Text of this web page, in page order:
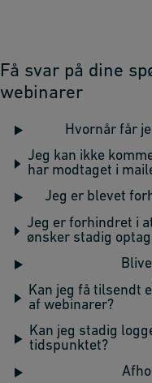
Få svar på dine
webinarer
Hvornår får
Jeg kan ikke
har modtaget i
Jeg er blevet
Jeg er forhindret i
ønsker stadig
Kan jeg få tilsendt
af webinarer?
Kan jeg stadig
tidspunktet?